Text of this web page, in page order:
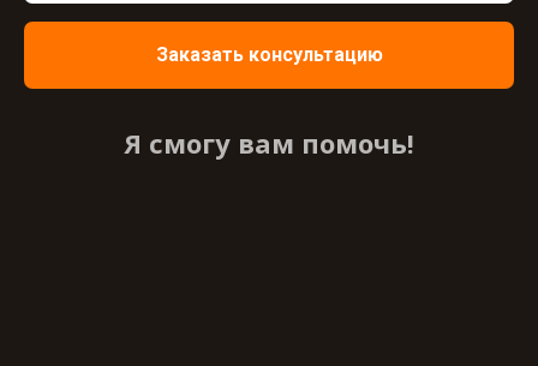
Заказать консультацию
Я смогу вам помочь!